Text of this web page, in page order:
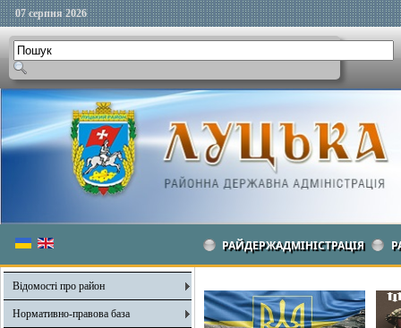
07 серпня 2026
РАЙДЕРЖАДМІНІСТРАЦІЯ
Відомості про район
Нормативно-правова база